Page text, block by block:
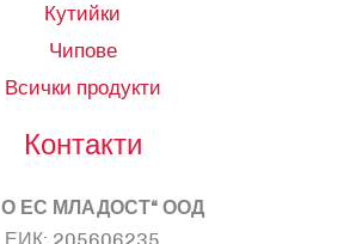
Кутийки
Чипове
Всички продукти
Контакти
О ЕС МЛАДОСТ“ ООД